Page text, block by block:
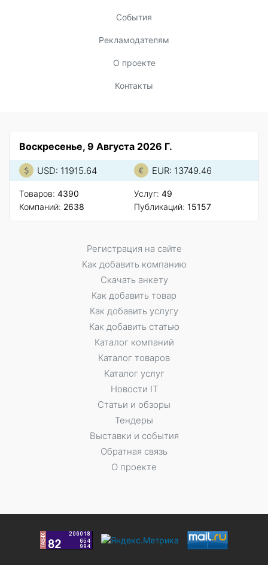
События
Рекламодателям
О проекте
Контакты
Воскресенье, 9 Августа 2026 Г.
USD: 11915.64 EUR: 13749.46
Товаров: 4390
Компаний: 2638
Услуг: 49
Публикаций: 15157
Регистрация на сайте
Как добавить компанию
Скачать анкету
Как добавить товар
Как добавить услугу
Как добавить статью
Каталог компаний
Каталог товаров
Каталог услуг
Новости IT
Статьи и обзоры
Тендеры
Выставки и события
Обратная связь
О проекте